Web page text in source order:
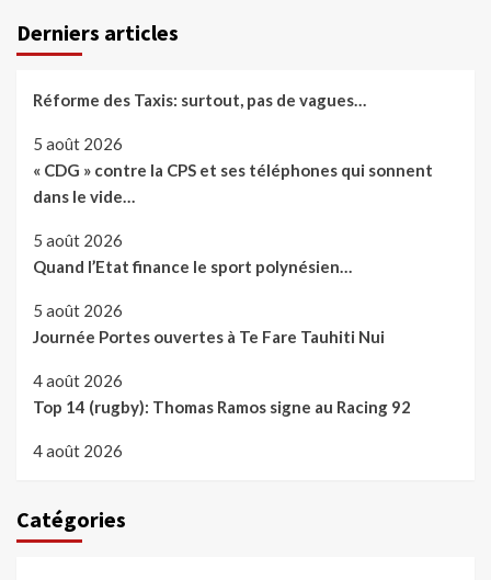
Derniers articles
Réforme des Taxis: surtout, pas de vagues…
5 août 2026
« CDG » contre la CPS et ses téléphones qui sonnent
dans le vide…
5 août 2026
Quand l’Etat finance le sport polynésien…
5 août 2026
Journée Portes ouvertes à Te Fare Tauhiti Nui
4 août 2026
Top 14 (rugby): Thomas Ramos signe au Racing 92
4 août 2026
Catégories